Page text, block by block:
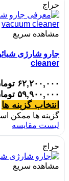
حراج
مشاهده سریع
cleaner
۶۲,۲۰۰,۰۰۰
۵۹,۹۰۰,۰۰۰ تومان through ۶۲,۲۰۰,۰۰۰ تومان
انتخاب گزینه ها
گزینه ها ممکن
لیست مقایسه
حراج
مشاهده سریع